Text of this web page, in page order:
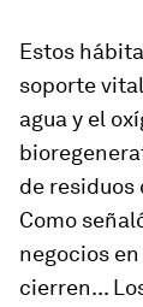
Estos
soporte
agua y el
de
Como
negocios
cierren...